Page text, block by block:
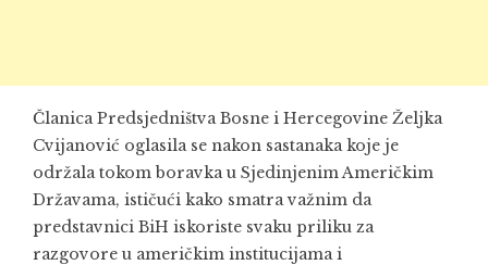
Članica Predsjedništva Bosne i Hercegovine Željka
Cvijanović oglasila se nakon sastanaka koje je
održala tokom boravka u Sjedinjenim Američkim
Državama, ističući kako smatra važnim da
predstavnici BiH iskoriste svaku priliku za
razgovore u američkim institucijama i